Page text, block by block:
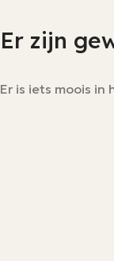
Er zijn
Er is iets moois